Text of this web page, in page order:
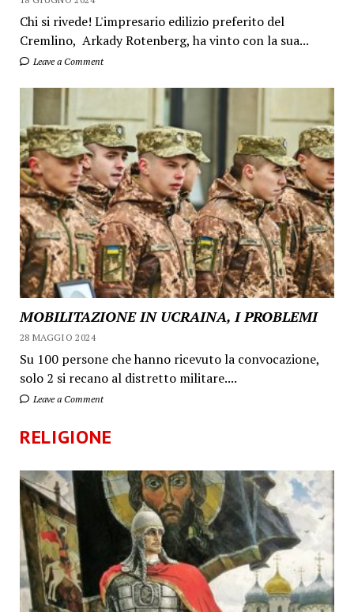
Chi si rivede! L'impresario edilizio preferito del
Cremlino, Arkady Rotenberg, ha vinto con la sua...
Leave a Comment
MOBILITAZIONE IN UCRAINA, I PROBLEMI
28 MAGGIO 2024
Su 100 persone che hanno ricevuto la convocazione,
solo 2 si recano al distretto militare....
Leave a Comment
RELIGIONE